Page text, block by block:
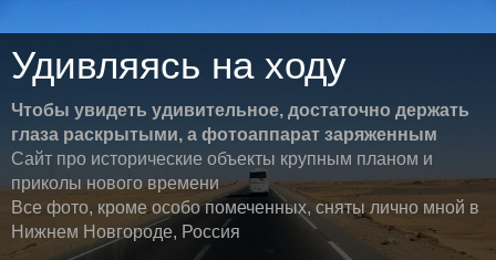
Удивляясь на ходу
Чтобы увидеть удивительное, достаточно держать
глаза раскрытыми, а фотоаппарат заряженным
Сайт про исторические объекты крупным планом и
приколы нового времени
Все фото, кроме особо помеченных, сняты лично мной в
Нижнем Новгороде, Россия